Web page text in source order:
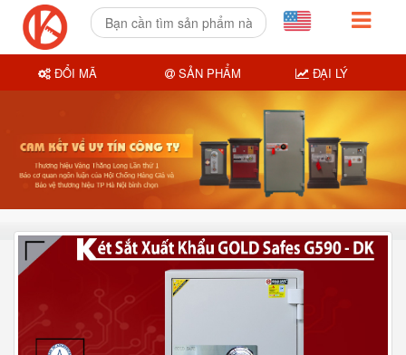
ĐỔI MÃ SẢN PHẨM ĐẠI LÝ